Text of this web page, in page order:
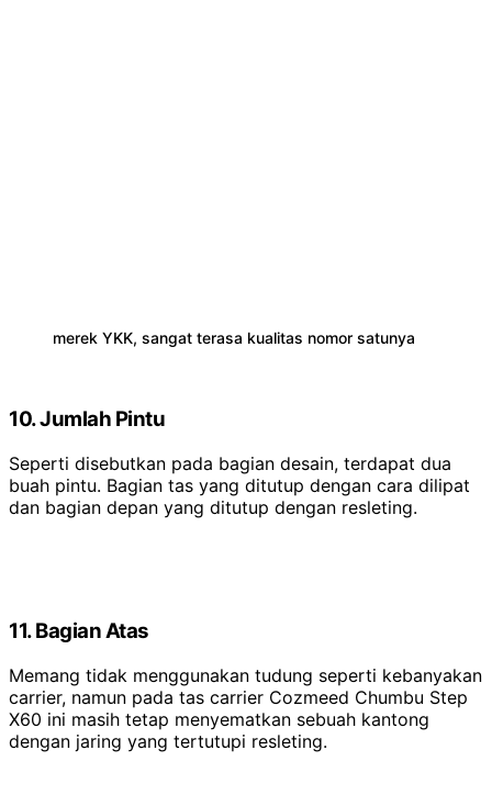
merek YKK, sangat terasa kualitas nomor satunya
10. Jumlah Pintu
Seperti disebutkan pada bagian desain, terdapat dua
buah pintu. Bagian tas yang ditutup dengan cara dilipat
dan bagian depan yang ditutup dengan resleting.
11. Bagian Atas
Memang tidak menggunakan tudung seperti kebanyakan
carrier, namun pada tas carrier Cozmeed Chumbu Step
X60 ini masih tetap menyematkan sebuah kantong
dengan jaring yang tertutupi resleting.